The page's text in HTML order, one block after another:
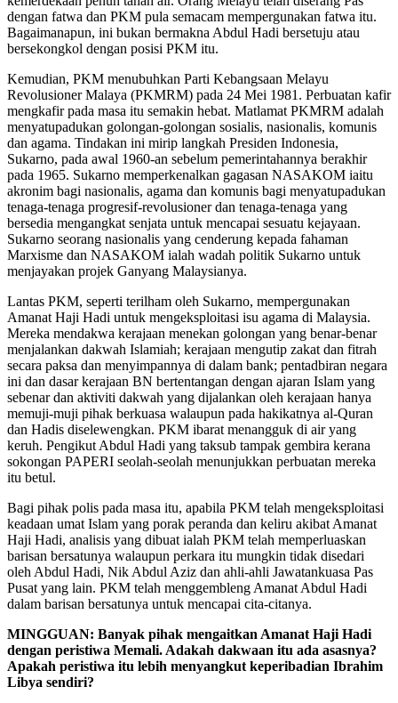
dengan fatwa dan PKM pula semacam mempergunakan fatwa itu.
Bagaimanapun, ini bukan bermakna Abdul Hadi bersetuju atau
bersekongkol dengan posisi PKM itu.
Kemudian, PKM menubuhkan Parti Kebangsaan Melayu
Revolusioner Malaya (PKMRM) pada 24 Mei 1981. Perbuatan kafir
mengkafir pada masa itu semakin hebat. Matlamat PKMRM adalah
menyatupadukan golongan-golongan sosialis, nasionalis, komunis
dan agama. Tindakan ini mirip langkah Presiden Indonesia,
Sukarno, pada awal 1960-an sebelum pemerintahannya berakhir
pada 1965. Sukarno memperkenalkan gagasan NASAKOM iaitu
akronim bagi nasionalis, agama dan komunis bagi menyatupadukan
tenaga-tenaga progresif-revolusioner dan tenaga-tenaga yang
bersedia mengangkat senjata untuk mencapai sesuatu kejayaan.
Sukarno seorang nasionalis yang cenderung kepada fahaman
Marxisme dan NASAKOM ialah wadah politik Sukarno untuk
menjayakan projek Ganyang Malaysianya.
Lantas PKM, seperti terilham oleh Sukarno, mempergunakan
Amanat Haji Hadi untuk mengeksploitasi isu agama di Malaysia.
Mereka mendakwa kerajaan menekan golongan yang benar-benar
menjalankan dakwah Islamiah; kerajaan mengutip zakat dan fitrah
secara paksa dan menyimpannya di dalam bank; pentadbiran negara
ini dan dasar kerajaan BN bertentangan dengan ajaran Islam yang
sebenar dan aktiviti dakwah yang dijalankan oleh kerajaan hanya
memuji-muji pihak berkuasa walaupun pada hakikatnya al-Quran
dan Hadis diselewengkan. PKM ibarat menangguk di air yang
keruh. Pengikut Abdul Hadi yang taksub tampak gembira kerana
sokongan PAPERI seolah-seolah menunjukkan perbuatan mereka
itu betul.
Bagi pihak polis pada masa itu, apabila PKM telah mengeksploitasi
keadaan umat Islam yang porak peranda dan keliru akibat Amanat
Haji Hadi, analisis yang dibuat ialah PKM telah memperluaskan
barisan bersatunya walaupun perkara itu mungkin tidak disedari
oleh Abdul Hadi, Nik Abdul Aziz dan ahli-ahli Jawatankuasa Pas
Pusat yang lain. PKM telah menggembleng Amanat Abdul Hadi
dalam barisan bersatunya untuk mencapai cita-citanya.
MINGGUAN: Banyak pihak mengaitkan Amanat Haji Hadi
dengan peristiwa Memali. Adakah dakwaan itu ada asasnya?
Apakah peristiwa itu lebih menyangkut keperibadian Ibrahim
Libya sendiri?